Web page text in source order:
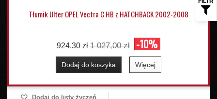
Tłumik Ulter OPEL Vectra C HB z HATCHBACK 2002-2008
924,30 zł 1 027,00 zł -10%
Dodaj do koszyka Więcej
Dodaj do listy życzeń